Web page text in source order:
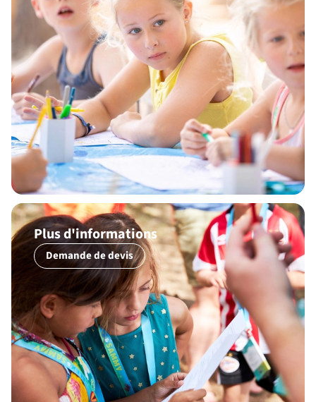
Plus d'informations
Demande de devis